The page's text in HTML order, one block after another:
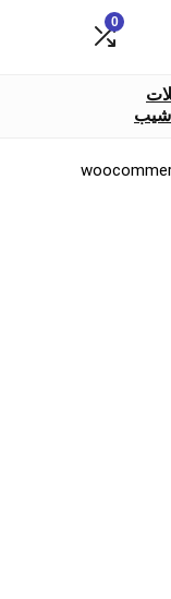
0
شيب